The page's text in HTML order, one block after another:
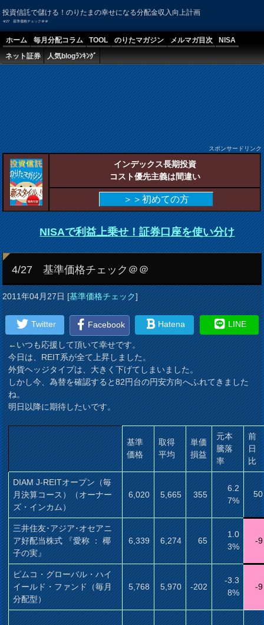
投資信託で儲ける！のりたまの幸せになる分配金収入向上計画
4/27 基準価格チェック＠＠
ホーム 毎月分配コラム TOOL のりたマガジン メルマガ目次
NISA
ネット証券
人気blogﾗﾝｷﾝｸﾞ
スポンサードリンク
インデックス長期投資
コスト優先主義は間違い
＞＞初めての方
NISAで利益上乗せ！証券口座を使い分け
4/27 基準価格チェック＠＠
2011年04月27日[基準価格チェック]
Twitter Facebook Hatena LINE
←いつも応援して頂いて幸せです。
今日は、REIT系が全て上昇しました。
外貨ヘッジタイプは、大きく下げてしまいました。
しかし今、為替を確認すると82円台の円安方向へふれてきました
ね。
明日以降に期待したいです。
基準
価格
取得
平均
単価
損益
元本
騰落
率
前
日
比
DIAM J-REITオープン（毎
月決算コース）（オーナー
ズ・インカム）
6,020 5,665 355
6.2
7%
50
三井住友･アジア･オセアニ
ア好配当株式 『愛称 ： 椰
子の実』
6,339 6,274 65
1.0
3%
-9
ピムコ・グローバル・ハイ
イールド・ファンド（毎月
分配型）
5,768 5,970 -202
-3.3
8%
-9